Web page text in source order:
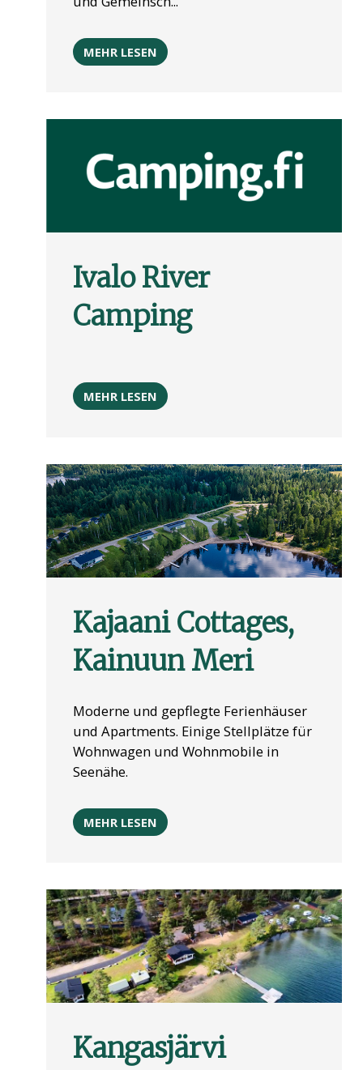
MEHR LESEN
Ivalo River
Camping
MEHR LESEN
Kajaani Cottages,
Kainuun Meri
Moderne und gepflegte Ferienhäuser
und Apartments. Einige Stellplätze für
Wohnwagen und Wohnmobile in
Seenähe.
MEHR LESEN
Kangasjärvi